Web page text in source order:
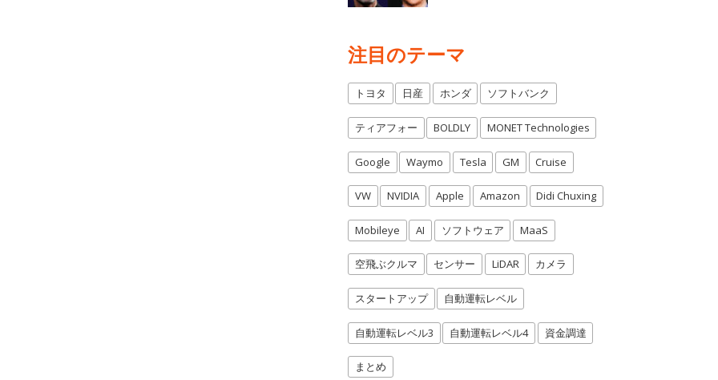
注目のテーマ
トヨタ 日産 ホンダ ソフトバンク
ティアフォー BOLDLY MONET Technologies
Google Waymo Tesla GM Cruise
VW NVIDIA Apple Amazon Didi Chuxing
Mobileye AI ソフトウェア MaaS
空飛ぶクルマ センサー LiDAR カメラ
スタートアップ 自動運転レベル
自動運転レベル3 自動運転レベル4 資金調達
まとめ